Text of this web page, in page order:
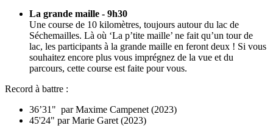
La grande maille - 9h30
Une course de 10 kilomètres, toujours autour du lac de
Séchemailles. Là où ‘La p’tite maille’ ne fait qu’un tour de
lac, les participants à la grande maille en feront deux ! Si vous
souhaitez encore plus vous imprégnez de la vue et du
parcours, cette course est faite pour vous.
Record à battre :
36’31" par Maxime Campenet (2023)
45'24" par Marie Garet (2023)